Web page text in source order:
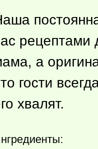
рецептами
а
гости
хвалят.